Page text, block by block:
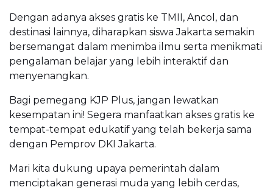
Dengan adanya akses gratis ke TMII, Ancol, dan
destinasi lainnya, diharapkan siswa Jakarta semakin
bersemangat dalam menimba ilmu serta menikmati
pengalaman belajar yang lebih interaktif dan
menyenangkan.
Bagi pemegang KJP Plus, jangan lewatkan
kesempatan ini! Segera manfaatkan akses gratis ke
tempat-tempat edukatif yang telah bekerja sama
dengan Pemprov DKI Jakarta.
Mari kita dukung upaya pemerintah dalam
menciptakan generasi muda yang lebih cerdas,